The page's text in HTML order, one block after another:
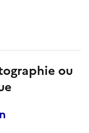
ou